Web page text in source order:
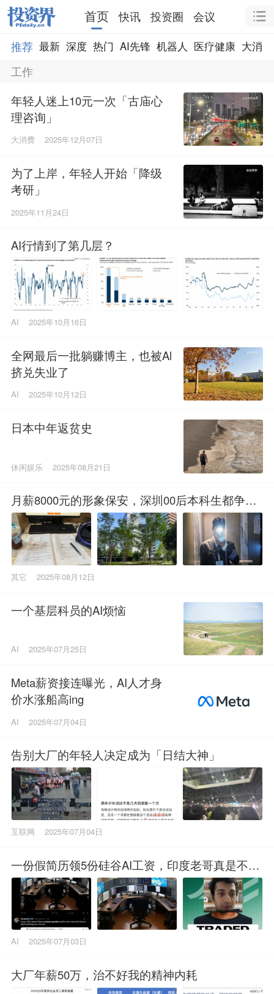
首页 快讯 投资圈
会议
推荐 最新 深度 热门 AI先锋 机器人 医疗健康 大消费
工作
年轻人迷上10元一次「古庙心
理咨询」
大消费 2025年12月07日
为了上岸，年轻人开始「降级
考研」
2025年11月24日
AI行情到了第几层？
AI 2025年10月16日
全网最后一批躺赚博主，也被Al
挤兑失业了
AI 2025年10月12日
日本中年返贫史
休闲娱乐 2025年08月21日
月薪8000元的形象保安，深圳00后本科生都争着
当
其它 2025年08月12日
一个基层科员的AI烦恼
AI 2025年07月25日
Meta薪资接连曝光，AI人才身
价水涨船高ing
AI 2025年07月04日
告别大厂的年轻人决定成为「日结大神」
互联网 2025年07月04日
一份假简历领5份硅谷AI工资，印度老哥真是不得
了
AI 2025年07月03日
大厂年薪50万，治不好我的精神内耗